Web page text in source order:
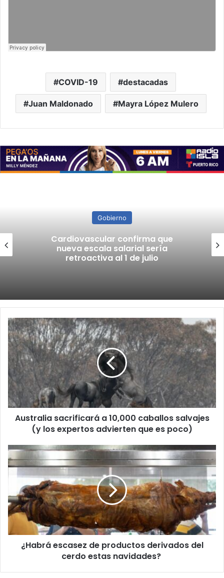
COVID-19 destacadas
Juan Maldonado Mayra López Mulero
Gobierno
Cardiovascular confirma que
nueva escala salarial sería
retroactiva al 1 de julio
Australia
sacrificará
a
10,000
caballos
salvajes
(y
los
expertos
advierten
poco)
Australia sacrificará a 10,000 caballos salvajes
(y los expertos advierten que es poco)
¿Habrá
escasez
de
derivados
del
cerdo
navidades?
¿Habrá escasez de productos derivados del
cerdo estas navidades?